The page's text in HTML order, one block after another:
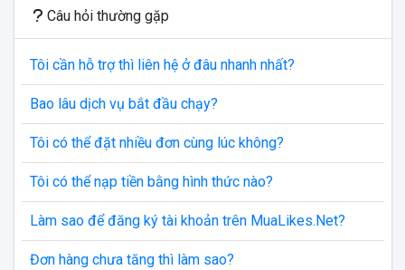
Câu hỏi thường gặp
Tôi cần hỗ trợ thì liên hệ ở đâu nhanh nhất?
Bao lâu dịch vụ bắt đầu chạy?
Tôi có thể đặt nhiều đơn cùng lúc không?
Tôi có thể nạp tiền bằng hình thức nào?
Làm sao để đăng ký tài khoản trên MuaLikes.Net?
Đơn hàng chưa tăng thì làm sao?